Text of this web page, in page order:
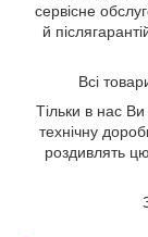
сервісне
й
Всі
Тільки в нас
технічну
роздивлять